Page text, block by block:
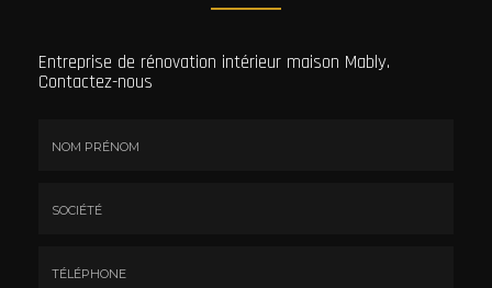
Entreprise de rénovation intérieur maison Mably.
Contactez-nous